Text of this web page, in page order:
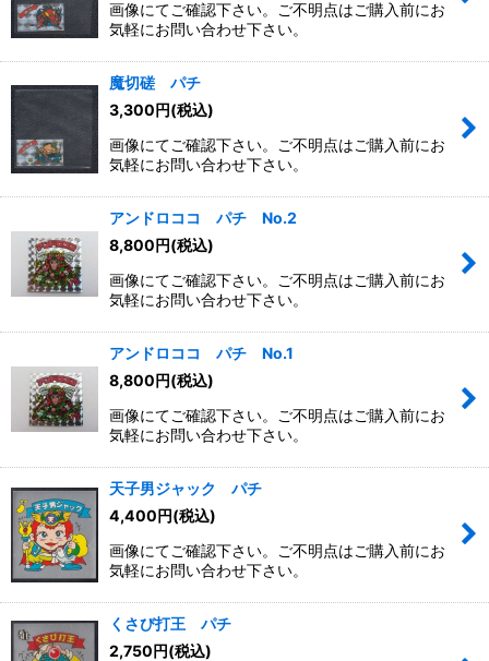
画像にてご確認下さい。ご不明点はご購入前にお
気軽にお問い合わせ下さい。
魔切磋 パチ
3,300円(税込)
画像にてご確認下さい。ご不明点はご購入前にお
気軽にお問い合わせ下さい。
アンドロココ パチ No.2
8,800円(税込)
画像にてご確認下さい。ご不明点はご購入前にお
気軽にお問い合わせ下さい。
アンドロココ パチ No.1
8,800円(税込)
画像にてご確認下さい。ご不明点はご購入前にお
気軽にお問い合わせ下さい。
天子男ジャック パチ
4,400円(税込)
画像にてご確認下さい。ご不明点はご購入前にお
気軽にお問い合わせ下さい。
くさび打王 パチ
2,750円(税込)